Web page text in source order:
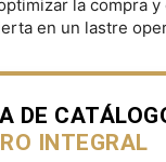
la compra
en un lastre
DE
INTEGRAL